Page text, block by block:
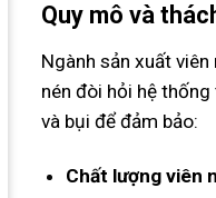
Quy mô và
Ngành sản xuất
nén đòi hỏi hệ
và bụi để đảm bảo:
Chất lượng viên